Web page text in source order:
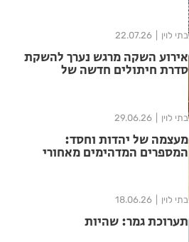
בתי לוין 22.07.26
אירוע השקה מרגש נערך להשקת
סדרת חיתולים חדשה של
בתי לוין 29.06.26
מעצמה של יהדות וחסד:
המספרים המדהימים מאחורי
בתי לוין 18.06.26
תערוכת גמר: שהיות